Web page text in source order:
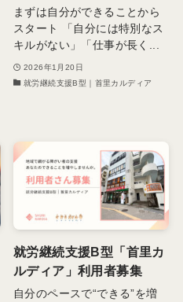
まずは自分ができることから
スタート 「自分には特別なス
キルがない」「仕事が長く...
2026年1月20日
就労継続支援B型｜首里カルディア
就労継続支援B型「首里カ
ルディア」利用者募集
自分のペースで“できる”を増